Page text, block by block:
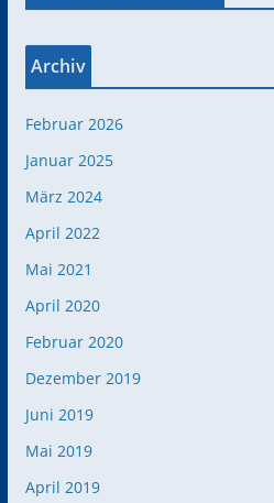
Archiv
Februar 2026
Januar 2025
März 2024
April 2022
Mai 2021
April 2020
Februar 2020
Dezember 2019
Juni 2019
Mai 2019
April 2019